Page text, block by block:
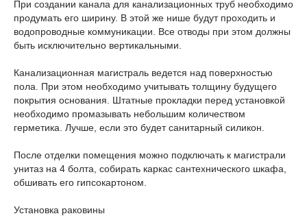
При создании канала для канализационных труб необходимо
продумать его ширину. В этой же нише будут проходить и
водопроводные коммуникации. Все отводы при этом должны
быть исключительно вертикальными.
Канализационная магистраль ведется над поверхностью
пола. При этом необходимо учитывать толщину будущего
покрытия основания. Штатные прокладки перед установкой
необходимо промазывать небольшим количеством
герметика. Лучше, если это будет санитарный силикон.
После отделки помещения можно подключать к магистрали
унитаз на 4 болта, собирать каркас сантехнического шкафа,
обшивать его гипсокартоном.
Установка раковины